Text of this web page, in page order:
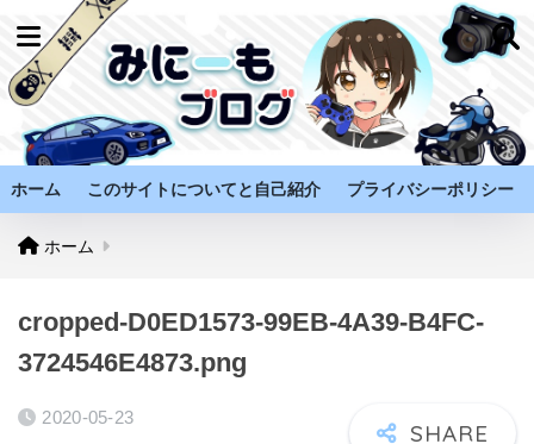
ホーム このサイトについてと自己紹介 プライバシーポリシー
ホーム
cropped-D0ED1573-99EB-4A39-B4FC-
3724546E4873.png
2020-05-23